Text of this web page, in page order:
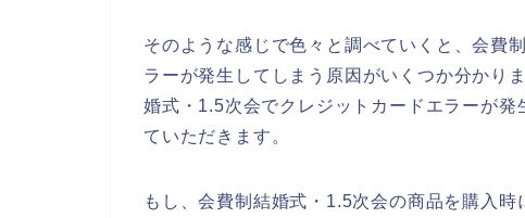
そのような感じで色々と調べていくと、会費
ラーが発生してしまう原因がいくつか分かり
婚式・1.5次会でクレジットカードエラーが
ていただきます。
もし、会費制結婚式・1.5次会の商品を購入